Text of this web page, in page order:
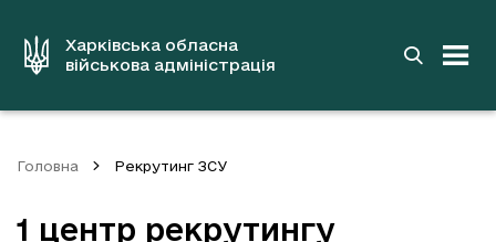
вмістуХарківська обласна
військова адміністрація
Головна Рекрутинг ЗСУ
1 центр рекрутингу